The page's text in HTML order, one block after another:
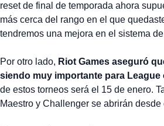
reset de final de temporada ahora
más cerca del rango en el que
tendremos una mejora en el sistema
Por otro lado, Riot Games aseguró
siendo muy importante para League
de estos torneos será el 15 de enero.
Maestro y Challenger se abrirán desde